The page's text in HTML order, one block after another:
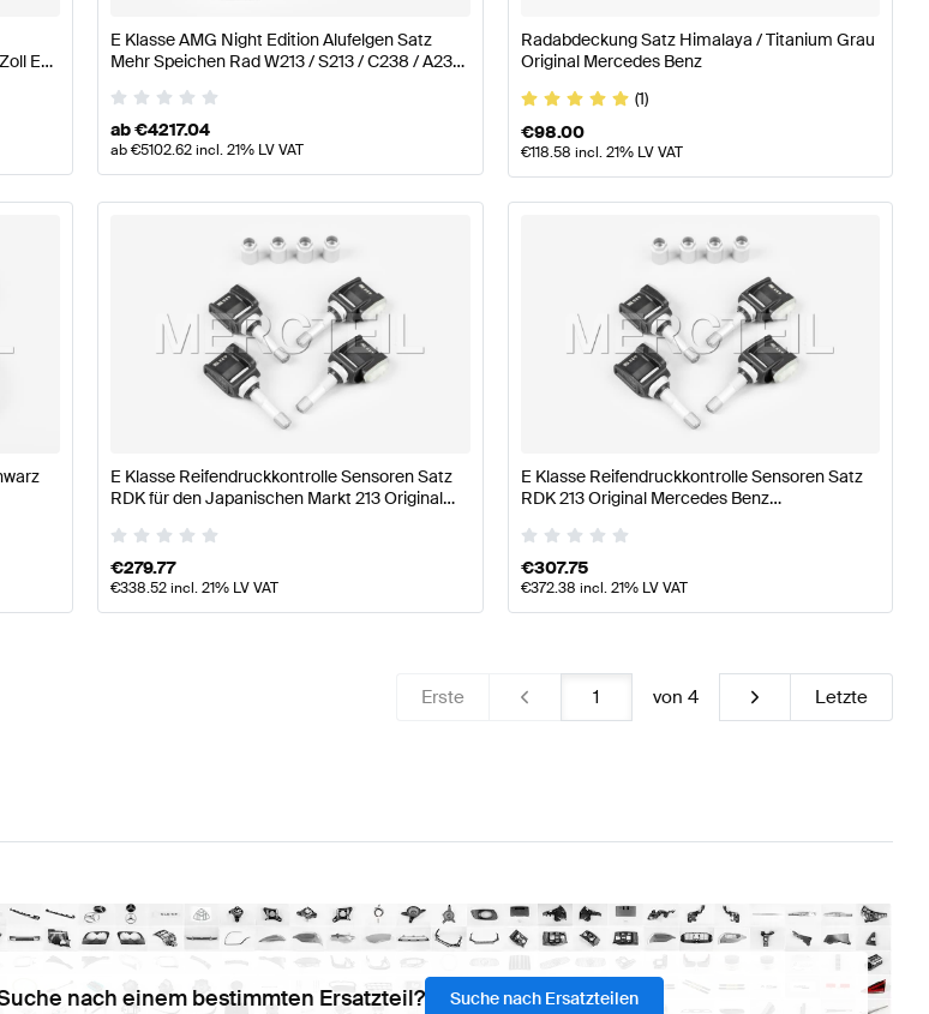
E
E Klasse AMG Night Edition Alufelgen Satz
Mehr Speichen Rad W213 / S213 / C238 / A238
ab€4217.04
ab€5102.62incl. 21% LV VAT
Radabdeckung Satz Himalaya / Titanium Grau
Original Mercedes Benz
(1)
€98.00
€118.58 incl. 21% LV VAT
E Klasse Reifendruckkontrolle Sensoren Satz
RDK für den Japanischen Markt 213 Original
€279.77
€338.52incl. 21% LV VAT
E Klasse Reifendruckkontrolle Sensoren Satz
RDK 213 Original Mercedes Benz
€307.75
€372.38 incl. 21% LV VAT
Erste von 4 Letzte
nach einem bestimmten Ersatzteil? Suche nach Ersatzteilen